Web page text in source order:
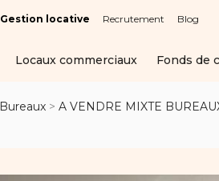
Gestion locative Recrutement Blog
Locaux commerciaux Fonds de
Bureaux > A VENDRE MIXTE